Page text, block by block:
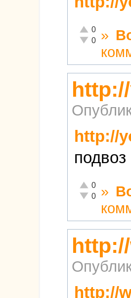
Отлично!
0
Неадекватно!
0 »
http://
Отлично!
0
Неадекватно!
0 »
http://